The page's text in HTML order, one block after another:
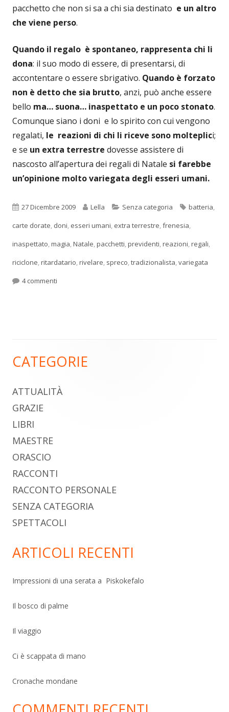
pacchetto che non si sa a chi sia destinato e un altro
che viene perso.
Quando il regalo è spontaneo, rappresenta chi li
dona: il suo modo di essere, di presentarsi, di
accontentare o essere sbrigativo. Quando è forzato
non è detto che sia brutto, anzi, può anche essere
bello ma… suona… inaspettato e un poco stonato.
Comunque siano i doni e lo spirito con cui vengono
regalati, le reazioni di chi li riceve sono molteplici;
e se un extra terrestre dovesse assistere di
nascosto all’apertura dei regali di Natale si farebbe
un’opinione molto variegata degli esseri umani.
Pubblicato
27 Dicembre 2009 Autore
Lella Categorie
Senza categoria Tag
batteria,
carte dorate, doni, esseri umani, extra terrestre,frenesia,
inaspettato,magia,Natale,pacchetti,previdenti,reazioni,regali,
riciclone,ritardatario,rivelare, spreco,tradizionalista,variegata
4 commenti
Barra
laterale
principale
CATEGORIE
ATTUALITÀ
GRAZIE
LIBRI
MAESTRE
ORASCIO
RACCONTI
RACCONTO PERSONALE
SENZA CATEGORIA
SPETTACOLI
ARTICOLI RECENTI
Impressioni di una serata a Piskokefalo
Il bosco di palme
Il viaggio
Ci è scappata di mano
Cronache mondane